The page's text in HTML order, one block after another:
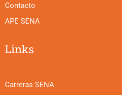
Contacto
APE SENA
Links
Carreras SENA